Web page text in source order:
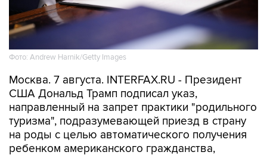
Фото: Andrew Harnik/Getty Images
Москва. 7 августа. INTERFAX.RU - Президент
направленный на запрет практики "родильного
туризма", подразумевающей приезд в страну
на роды с целью автоматического получения
ребенком американского гражданства,
сообщаетсяна сайте Белого дома.